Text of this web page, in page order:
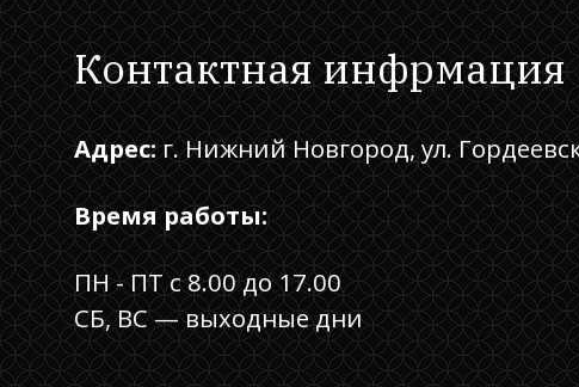
Контактная инфрмация
Адрес:г. Нижний Новгород, ул.
Время работы:
ПН - ПТ с 8.00 до 17.00
СБ, ВС — выходные дни